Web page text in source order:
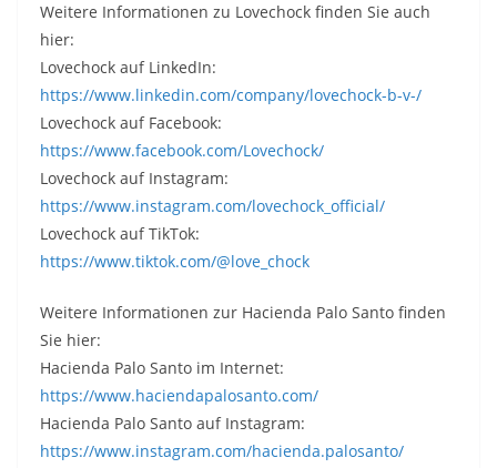
Weitere Informationen zu Lovechock finden Sie auch
hier:
Lovechock auf LinkedIn:
https://www.linkedin.com/company/lovechock-b-v-/
Lovechock auf Facebook:
https://www.facebook.com/Lovechock/
Lovechock auf Instagram:
https://www.instagram.com/lovechock_official/
Lovechock auf TikTok:
https://www.tiktok.com/@love_chock
Weitere Informationen zur Hacienda Palo Santo finden
Sie hier:
Hacienda Palo Santo im Internet:
https://www.haciendapalosanto.com/
Hacienda Palo Santo auf Instagram:
https://www.instagram.com/hacienda.palosanto/